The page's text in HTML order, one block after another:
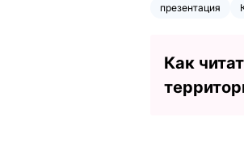
презентация
Как